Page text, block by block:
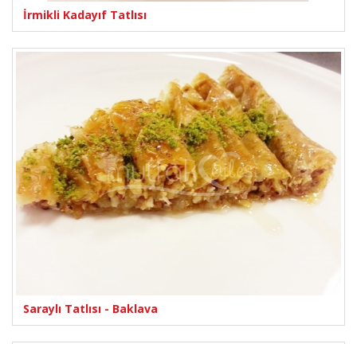
İrmikli Kadayıf Tatlısı
Saraylı Tatlısı - Baklava